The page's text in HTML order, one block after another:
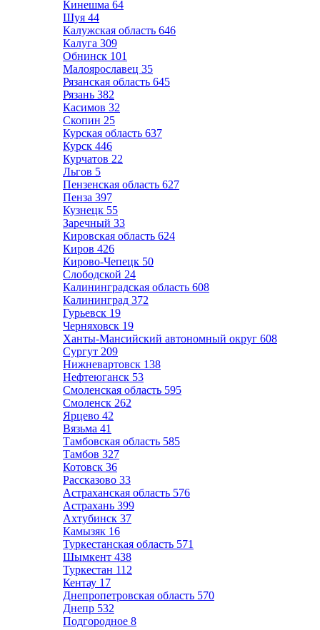
Кинешма 64
Шуя 44
Калужская область 646
Калуга 309
Обнинск 101
Малоярославец 35
Рязанская область 645
Рязань 382
Касимов 32
Скопин 25
Курская область 637
Курск 446
Курчатов 22
Льгов 5
Пензенская область 627
Пенза 397
Кузнецк 55
Заречный 33
Кировская область 624
Киров 426
Кирово-Чепецк 50
Слободской 24
Калининградская область 608
Калининград 372
Гурьевск 19
Черняховск 19
Ханты-Мансийский автономный округ 608
Сургут 209
Нижневартовск 138
Нефтеюганск 53
Смоленская область 595
Смоленск 262
Ярцево 42
Вязьма 41
Тамбовская область 585
Тамбов 327
Котовск 36
Рассказово 33
Астраханская область 576
Астрахань 399
Ахтубинск 37
Камызяк 16
Туркестанская область 571
Шымкент 438
Туркестан 112
Кентау 17
Днепропетровская область 570
Днепр 532
Подгородное 8